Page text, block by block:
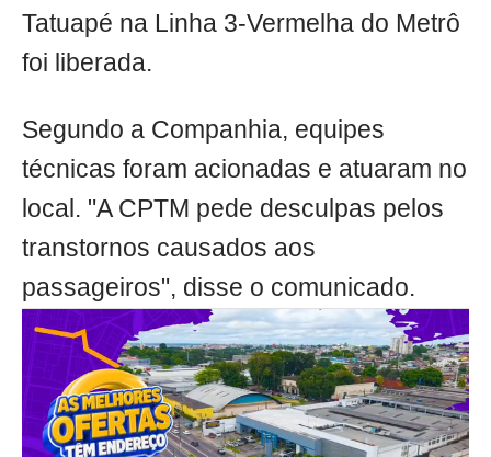
Tatuapé na Linha 3-Vermelha do Metrô
foi liberada.
Segundo a Companhia, equipes
técnicas foram acionadas e atuaram no
local. "A CPTM pede desculpas pelos
transtornos causados aos
passageiros", disse o comunicado.